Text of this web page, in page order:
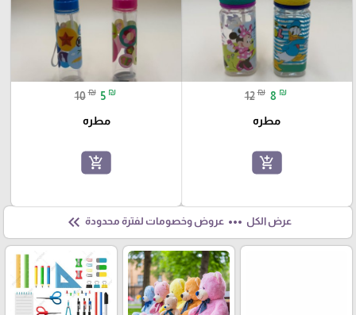
12 ₪ 8 ₪
مطره
add_shopping_cart
10 ₪ 5 ₪
مطره
add_shopping_cart
عرض الكل more_horiz عروض وخصومات لفترة محدودة keyboard_double_arrow_left